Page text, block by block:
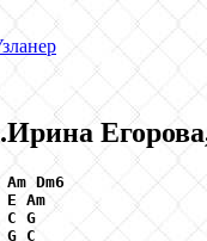
Am Dm6
E Am
C G
G C